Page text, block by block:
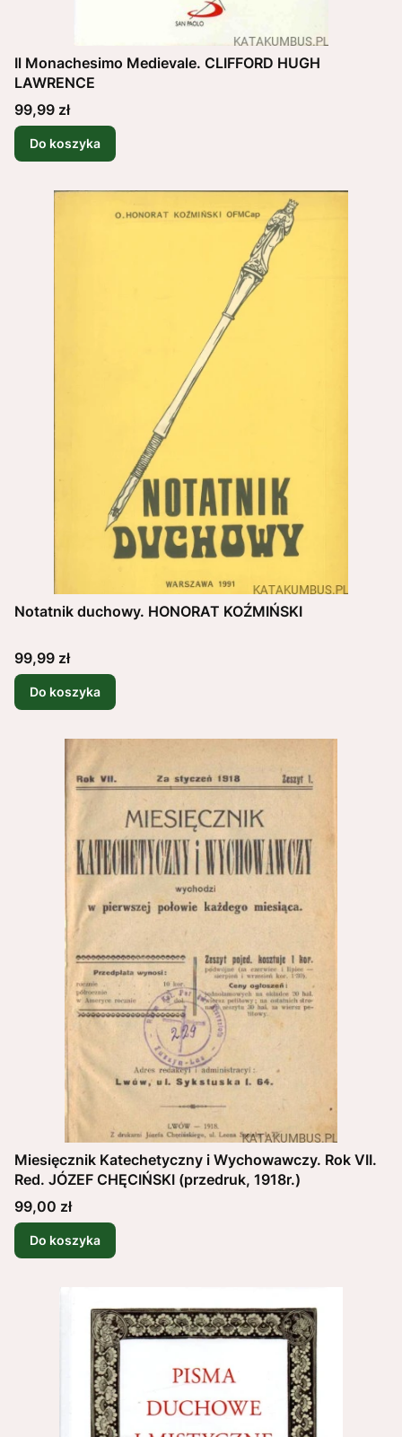
Il Monachesimo Medievale. CLIFFORD HUGH
LAWRENCE
Cena
99,99 zł
Do koszyka
Notatnik duchowy. HONORAT KOŹMIŃSKI
Cena
99,99 zł
Do koszyka
Miesięcznik Katechetyczny i Wychowawczy. Rok VII.
Red. JÓZEF CHĘCIŃSKI (przedruk, 1918r.)
Cena
99,00 zł
Do koszyka